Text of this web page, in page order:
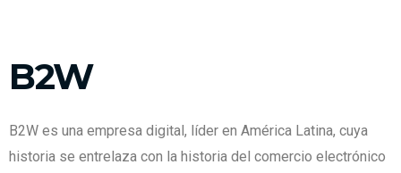
B2W
B2W es una empresa digital, líder en América Latina, cuya
historia se entrelaza con la historia del comercio electrónico